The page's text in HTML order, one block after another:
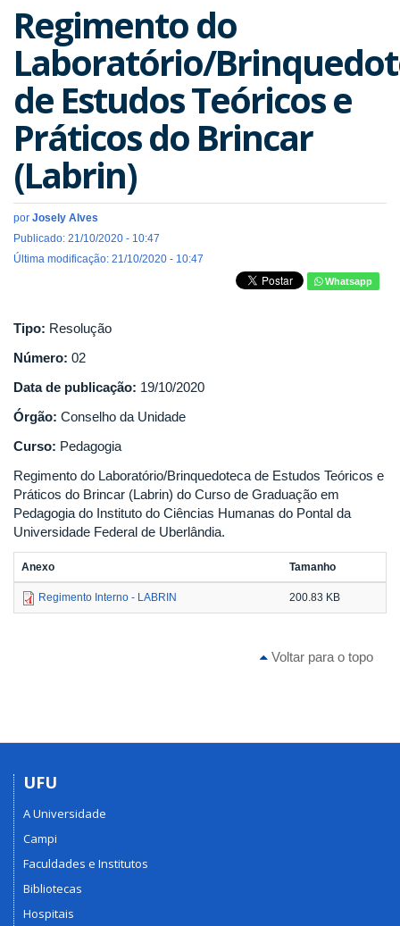
Regimento do
Laboratório/
de Estudos Teóricos e
Práticos do Brincar
(Labrin)
por Josely Alves
Publicado: 21/10/2020 - 10:47
Última modificação: 21/10/2020 - 10:47
Whatsapp
Tipo: Resolução
Número: 02
Data de publicação: 19/10/2020
Órgão: Conselho da Unidade
Curso: Pedagogia
Regimento do Laboratório/Brinquedoteca de Estudos Teóricos e
Práticos do Brincar (Labrin) do Curso de Graduação em
Pedagogia do Instituto do Ciências Humanas do Pontal da
Universidade Federal de Uberlândia.
Anexo Tamanho
Regimento Interno - LABRIN 200.83 KB
Voltar para o topo
UFU
A Universidade
Campi
Faculdades e Institutos
Bibliotecas
Hospitais